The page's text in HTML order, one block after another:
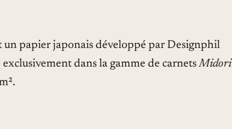
un papier japonais développé par Designphil
dans la gamme de carnetsMidori